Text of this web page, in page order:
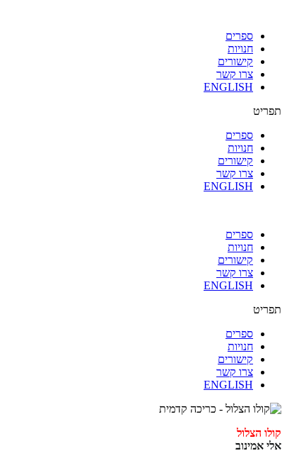
ספרים
חנויות
קישורים
צרו קשר
ENGLISH
תפריט
ספרים
חנויות
קישורים
צרו קשר
ENGLISH
ספרים
חנויות
קישורים
צרו קשר
ENGLISH
תפריט
ספרים
חנויות
קישורים
צרו קשר
ENGLISH
קולו הצלול
אלי אמינוב